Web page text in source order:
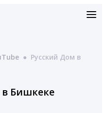
● Русский Дом в
Бишкеке